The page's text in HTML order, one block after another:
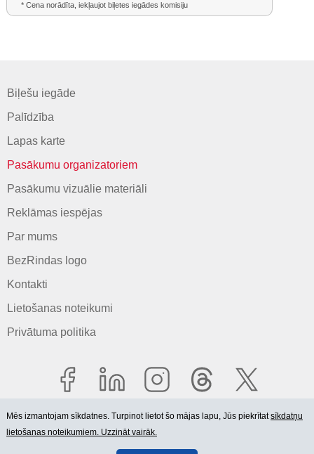
* Cena norādīta, iekļaujot biļetes iegādes komisiju
Biļešu iegāde
Palīdzība
Lapas karte
Pasākumu organizatoriem
Pasākumu vizuālie materiāli
Reklāmas iespējas
Par mums
BezRindas logo
Kontakti
Lietošanas noteikumi
Privātuma politika
© 2006-2026 SIA "BEZRINDAS.LV".
Mēs izmantojam sīkdatnes. Turpinot lietot šo mājas lapu, Jūs piekrītatsīkdatņu
lietošanas noteikumiem. Uzzināt vairāk.